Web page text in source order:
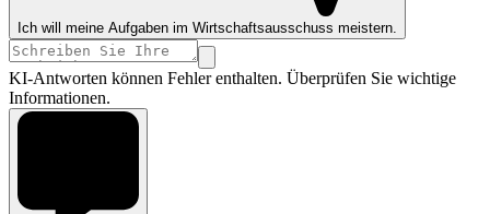
Ich will meine Aufgaben im Wirtschaftsausschuss meistern.
KI-Antworten können Fehler enthalten. Überprüfen Sie wichtige
Informationen.